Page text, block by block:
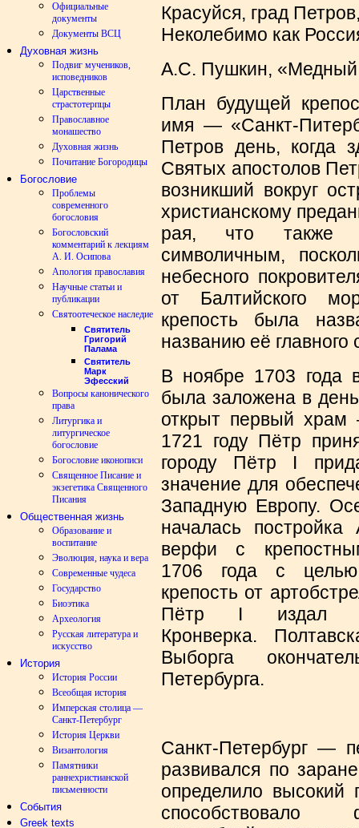
Официальные
документы
Документы ВСЦ
Духовная жизнь
Подвиг мучеников,
исповедников
Царственные
страстотерпцы
Православное
монашество
Духовная жизнь
Почитание Богородицы
Богословие
Проблемы
современного
богословия
Богословский
комментарий к лекциям
А. И. Осипова
Апология православия
Научные статьи и
публикации
Святоотеческое наследие
Святитель
Григорий
Палама
Святитель
Марк
Эфесский
Вопросы канонического
права
Литургика и
литургическое
богословие
Богословие иконописи
Священное Писание и
экзегетика Священного
Писания
Общественная жизнь
Образование и
воспитание
Эволюция, наука и вера
Современные чудеса
Государство
Биоэтика
Археология
Русская литература и
искусство
История
История России
Всеобщая история
Имперская столица —
Санкт-Петербург
История Церкви
Византология
Памятники
раннехристианской
письменности
События
Greek texts
Красуйся, град
Неколебимо как
А.С. Пушкин, «Медный
План будущей
имя — «Санкт-
Петров день, когда
Святых апостолов
возникший вокруг
христианскому
рая, что также
символичным,
небесного
от Балтийского
крепость была
названию её главного
В ноябре 1703 года
была заложена в
открыт первый
1721 году Пётр
городу Пётр I
значение для
Западную Европу.
началась постройка
верфи с
1706 года с целью
крепость от
Пётр I издал
Кронверка.
Выборга
Петербурга.
Санкт-Петербург —
развивался по
определило высокий
способствовало